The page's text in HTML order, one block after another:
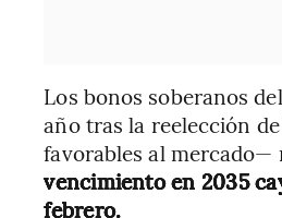
Los bonos soberanos
año tras la reelección
favorables al mercado—
vencimiento en 2035
febrero.